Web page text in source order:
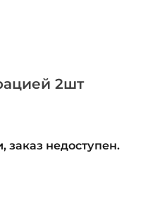
2шт
заказ недоступен.